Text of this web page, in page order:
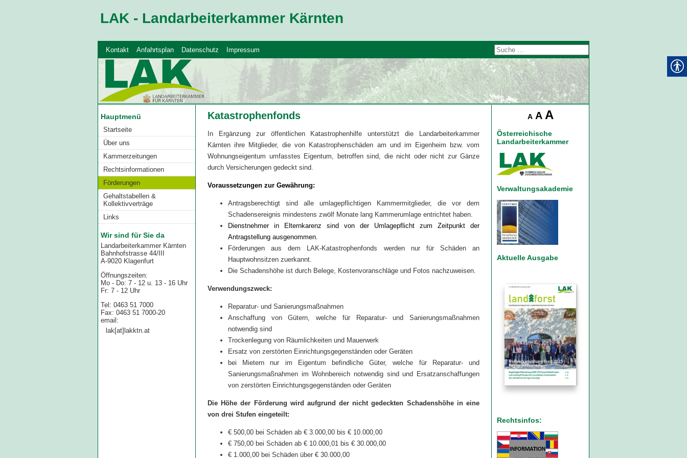
LAK - Landarbeiterkammer Kärnten
Kontakt Anfahrtsplan Datenschutz Impressum
Hauptmenü
Startseite
Über uns
Kammerzeitungen
Rechtsinformationen
Förderungen
Gehaltstabellen &
Kollektivverträge
Links
Wir sind für Sie da
Landarbeiterkammer Kärnten
Bahnhofstrasse 44/III
A-9020 Klagenfurt
Öffnungszeiten:
Mo - Do: 7 - 12 u. 13 - 16 Uhr
Fr: 7 - 12 Uhr
Tel: 0463 51 7000
Fax: 0463 51 7000-20
email:
lak[at]lakktn.at
Katastrophenfonds
In Ergänzung zur öffentlichen Katastrophenhilfe unterstützt die Landarbeiterkammer
Kärnten ihre Mitglieder, die von Katastrophenschäden am und im Eigenheim bzw. vom
Wohnungseigentum umfasstes Eigentum, betroffen sind, die nicht oder nicht zur Gänze
durch Versicherungen gedeckt sind.
Voraussetzungen zur Gewährung:
Antragsberechtigt sind alle umlagepflichtigen Kammermitglieder, die vor dem
Schadensereignis mindestens zwölf Monate lang Kammerumlage entrichtet haben.
Dienstnehmer in Elternkarenz sind von der Umlagepflicht zum Zeitpunkt der
Antragstellung ausgenommen.
Förderungen aus dem LAK-Katastrophenfonds werden nur für Schäden an
Hauptwohnsitzen zuerkannt.
Die Schadenshöhe ist durch Belege, Kostenvoranschläge und Fotos nachzuweisen.
Verwendungszweck:
Reparatur- und Sanierungsmaßnahmen
Anschaffung von Gütern, welche für Reparatur- und Sanierungsmaßnahmen
notwendig sind
Trockenlegung von Räumlichkeiten und Mauerwerk
Ersatz von zerstörten Einrichtungsgegenständen oder Geräten
bei Mietern nur im Eigentum befindliche Güter, welche für Reparatur- und
Sanierungsmaßnahmen im Wohnbereich notwendig sind und Ersatzanschaffungen
von zerstörten Einrichtungsgegenständen oder Geräten
Die Höhe der Förderung wird aufgrund der nicht gedeckten Schadenshöhe in eine
von drei Stufen eingeteilt:
€ 500,00 bei Schäden ab € 3.000,00 bis € 10.000,00
€ 750,00 bei Schäden ab € 10.000,01 bis € 30.000,00
€ 1.000,00 bei Schäden über € 30.000,00
A A A
Österreichische
Landarbeiterkammer
Verwaltungsakademie
Aktuelle Ausgabe
Rechtsinfos: